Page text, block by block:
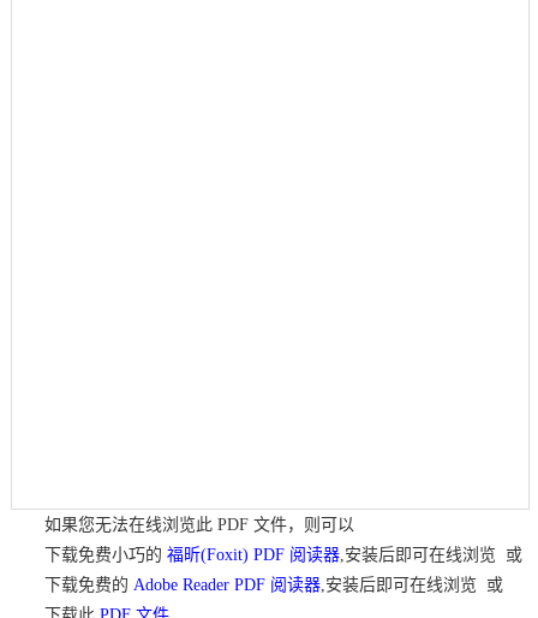
如果您无法在线浏览此 PDF 文件，则可以
下载免费小巧的 福昕(Foxit) PDF 阅读器,安装后即可在线浏览 或
下载免费的 Adobe Reader PDF 阅读器,安装后即可在线浏览 或